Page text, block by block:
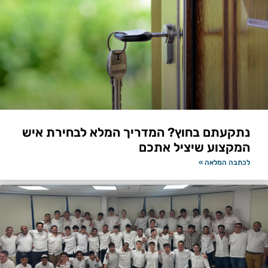
נתקעתם בחוץ? המדריך המלא לבחירת איש
המקצוע שיציל אתכם
לכתבה המלאה »